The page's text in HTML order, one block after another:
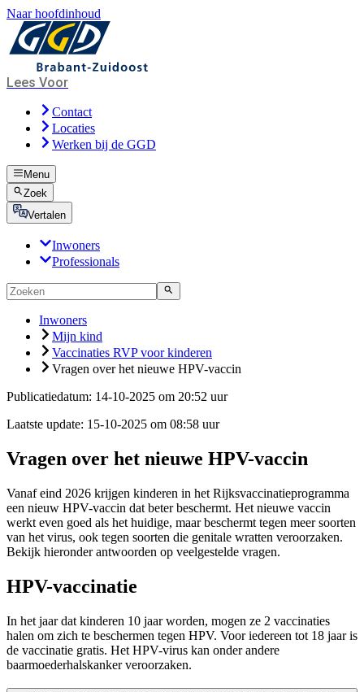
Naar hoofdinhoud
Lees Voor
Contact
Locaties
Werken bij de GGD
Menu
Zoek
Vertalen
Inwoners
Professionals
Inwoners
Mijn kind
Vaccinaties RVP voor kinderen
Vragen over het nieuwe HPV-vaccin
Publicatiedatum: 14-10-2025 om 20:52 uur
Laatste update: 15-10-2025 om 08:58 uur
Vragen over het nieuwe HPV-vaccin
Vanaf eind 2026 krijgen kinderen in het Rijksvaccinatieprogramma
een nieuw HPV-vaccin dat beter beschermt. Het nieuwe vaccin
werkt even goed als het huidige, maar beschermt tegen meer soorten
van het virus, ook tegen soorten die genitale wratten veroorzaken.
Bekijk hieronder antwoorden op veelgestelde vragen.
HPV-vaccinatie
In het jaar dat kinderen 10 jaar worden, mogen ze 2 vaccinaties
halen om zich te beschermen tegen HPV. Voor iedereen tot 18 jaar is
de vaccinatie gratis. Het HPV-virus kan onder andere
baarmoederhalskanker veroorzaken.